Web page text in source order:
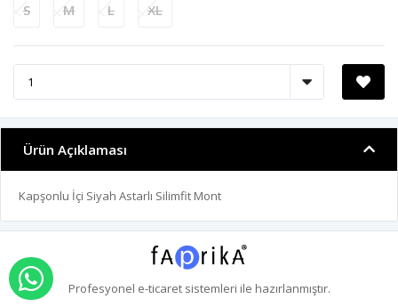
S M L XL
Ürün Açıklaması
Kapşonlu İçi Siyah Astarlı Silimfit Mont
Profesyonel e-ticaretsistemleri ile hazırlanmıştır.